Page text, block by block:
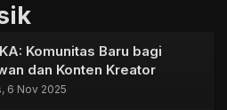
Komunitas Baru bagi
dan Konten Kreator
6 Nov 2025